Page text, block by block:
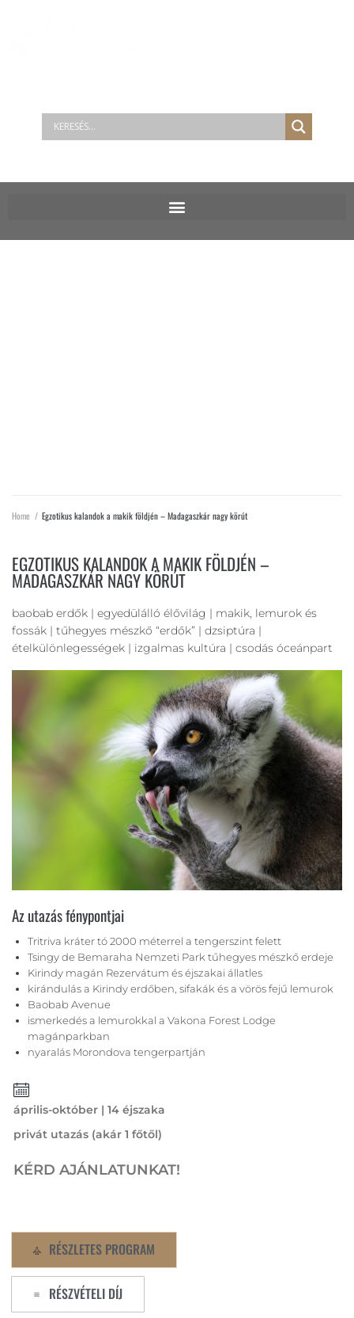
Home / Egzotikus kalandok a makik földjén – Madagaszkár nagy körút
EGZOTIKUS KALANDOK A MAKIK FÖLDJÉN –
MADAGASZKÁR NAGY KÖRÚT
baobab erdők | egyedülálló élővilág | makik, lemurok és
fossák | tűhegyes mészkő “erdők” | dzsiptúra |
ételkülönlegességek | izgalmas kultúra | csodás óceánpart
Az utazás fénypontjai
Tritriva kráter tó 2000 méterrel a tengerszint felett
Tsingy de Bemaraha Nemzeti Park tűhegyes mészkő erdeje
Kirindy magán Rezervátum és éjszakai állatles
kirándulás a Kirindy erdőben, sifakák és a vörös fejű lemurok
Baobab Avenue
ismerkedés a lemurokkal a Vakona Forest Lodge
magánparkban
nyaralás Morondova tengerpartján
április-október | 14 éjszaka
privát utazás (akár 1 főtől)
KÉRD AJÁNLATUNKAT!
RÉSZLETES PROGRAM
RÉSZVÉTELI DÍJ